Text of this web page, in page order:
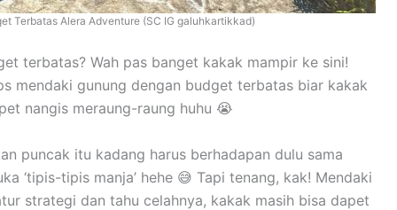
Terbatas Alera Adventure (SC IG galuhkartikkad)
terbatas? Wah pas banget kakak mampir ke sini!
mendaki gunung dengan budget terbatas biar kakak
nangis meraung-raung huhu 😭
puncak itu kadang harus berhadapan dulu sama
‘tipis-tipis manja’ hehe 😅 Tapi tenang, kak! Mendaki
strategi dan tahu celahnya, kakak masih bisa dapet